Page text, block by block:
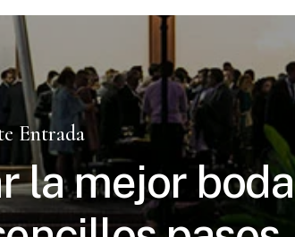
Entrada
la mejor boda